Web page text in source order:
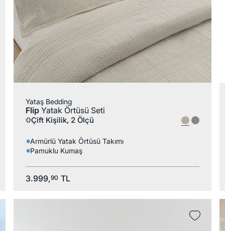
Yataş Bedding
Flip Yatak Örtüsü Seti
Çift Kişilik, 2 Ölçü
Armürlü Yatak Örtüsü Takımı
Pamuklu Kumaş
3.999,90 TL